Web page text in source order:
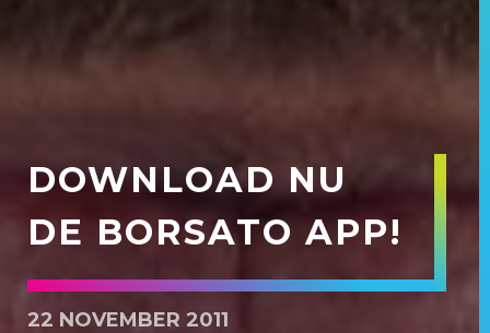
DOWNLOAD NU
DE BORSATO APP!
22 NOVEMBER 2011